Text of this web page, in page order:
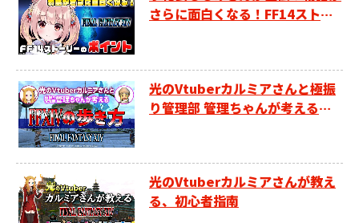
さらに面白くなる！FF14ストー
光のVtuberカルミアさんと極振
り管理部 管理ちゃんが考える、F
光のVtuberカルミアさんが教え
る、初心者指南